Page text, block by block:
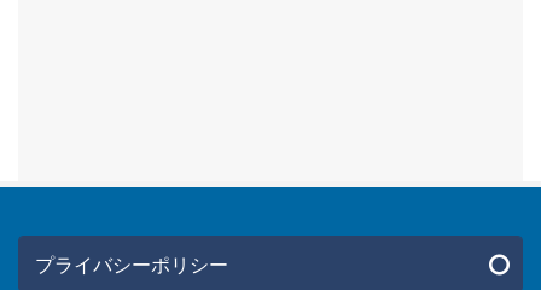
プライバシーポリシー